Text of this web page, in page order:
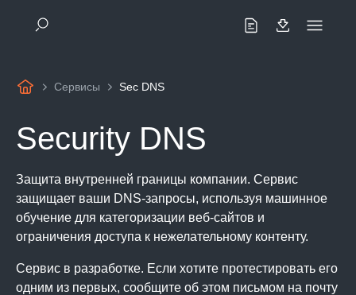
Сервисы Sec DNS
Security DNS
Защита внутренней границы компании. Сервис
защищает ваши DNS-запросы, используя машинное
обучение для категоризации веб-сайтов и
ограничения доступа к нежелательному контенту.
Сервис в разработке. Если хотите протестировать его
одним из первых, сообщите об этом письмом на почту